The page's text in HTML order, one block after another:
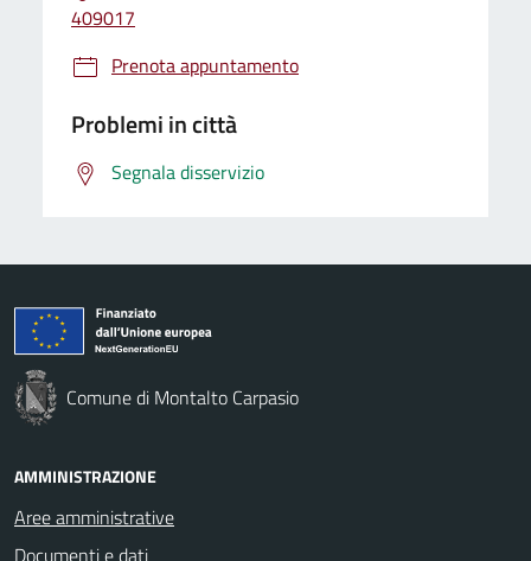
409017
Prenota appuntamento
Problemi in città
Segnala disservizio
Comune di Montalto Carpasio
AMMINISTRAZIONE
Aree amministrative
Documenti e dati